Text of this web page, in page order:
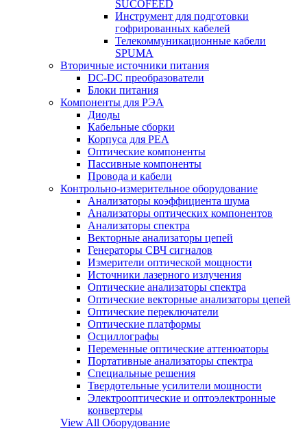
SUCOFEED
Инструмент для подготовки
гофрированных кабелей
Телекоммуникационные кабели
SPUMA
Вторичные источники питания
DC-DC преобразователи
Блоки питания
Компоненты для РЭА
Диоды
Кабельные сборки
Корпуса для РЕА
Оптические компоненты
Пассивные компоненты
Провода и кабели
Контрольно-измерительное оборудование
Анализаторы коэффициента шума
Анализаторы оптических компонентов
Анализаторы спектра
Векторные анализаторы цепей
Генераторы СВЧ сигналов
Измерители оптической мощности
Источники лазерного излучения
Оптические анализаторы спектра
Оптические векторные анализаторы цепей
Оптические переключатели
Оптические платформы
Осциллографы
Переменные оптические аттенюаторы
Портативные анализаторы спектра
Специальные решения
Твердотельные усилители мощности
Электрооптические и оптоэлектронные
конвертеры
View All Оборудование